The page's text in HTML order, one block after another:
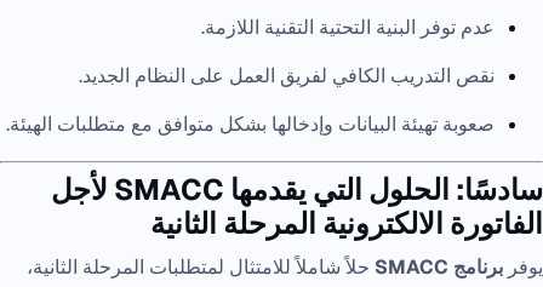
عدم توفر البنية التحتية التقنية اللازمة.
نقص التدريب الكافي لفريق العمل على النظام الجديد.
صعوبة تهيئة البيانات وإدخالها بشكل متوافق مع متطلبات الهيئة.
سادسًا: الحلول التي يقدمها SMACC لأجل
الفاتورة الالكترونية المرحلة الثانية
يوفر برنامج SMACC
حلاً شاملاً للامتثال لمتطلبات المرحلة الثانية،